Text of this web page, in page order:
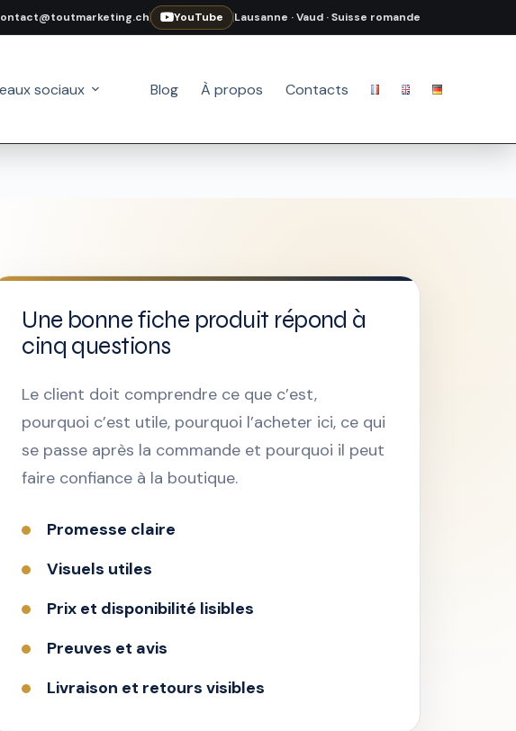
YouTube Lausanne · Vaud · Suisse romande
sociaux Blog À propos Contacts
Une bonne fiche produit répond à
cinq questions
Le client doit comprendre ce que c’est,
pourquoi c’est utile, pourquoi l’acheter ici, ce qui
se passe après la commande et pourquoi il peut
faire confiance à la boutique.
Promesse claire
Visuels utiles
Prix et disponibilité lisibles
Preuves et avis
Livraison et retours visibles